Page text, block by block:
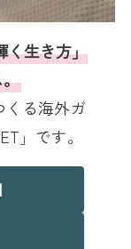
く生き方」
くる海外ガ
」です。